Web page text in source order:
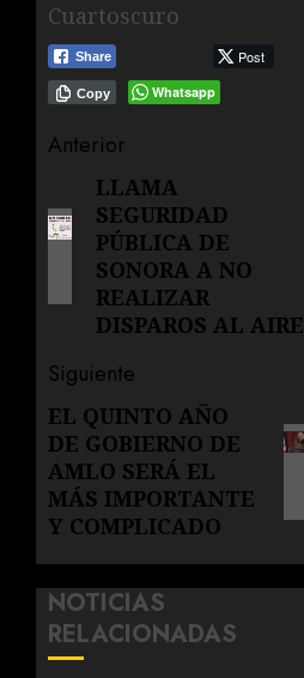
Cuartoscuro
Share Post
Whatsapp
Copy
Navegación
de
entradas
Anterior
Entrada
anterior:
LLAMA
SEGURIDAD
PÚBLICA DE
SONORA A NO
REALIZAR
DISPAROS AL AIRE
Siguiente
Siguiente
entrada:
EL QUINTO AÑO
DE GOBIERNO DE
AMLO SERÁ EL
MÁS IMPORTANTE
Y COMPLICADO
NOTICIAS
RELACIONADAS